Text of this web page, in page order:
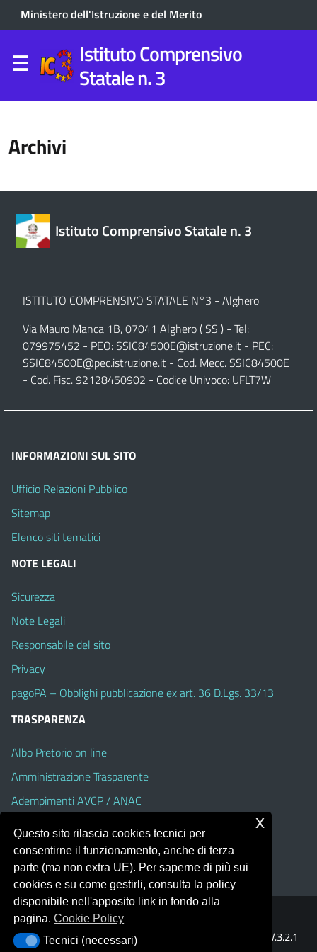
Ministero dell'Istruzione e del Merito
Istituto Comprensivo
Statale n. 3
Archivi
Istituto Comprensivo Statale n. 3
ISTITUTO COMPRENSIVO STATALE N°3 - Alghero
Via Mauro Manca 1B, 07041 Alghero ( SS ) - Tel:
079975452 - PEO:SSIC84500E@istruzione.it - PEC:
SSIC84500E@pec.istruzione.it - Cod. Mecc. SSIC84500E
- Cod. Fisc. 92128450902 - Codice Univoco: UFLT7W
INFORMAZIONI SUL SITO
Ufficio Relazioni Pubblico
Sitemap
Elenco siti tematici
NOTE LEGALI
Sicurezza
Note Legali
Responsabile del sito
Privacy
pagoPA – Obblighi pubblicazione ex art. 36 D.Lgs. 33/13
TRASPARENZA
Albo Pretorio on line
Amministrazione Trasparente
Adempimenti AVCP / ANAC
Accesso Civico
Dichiarazione di accessibilità
Portale realizzato con la piattaforma
Template Italia configurato sul tema accessibile
V.3.2.1
Questo sito rilascia cookies tecnici per
consentirne il funzionamento, anche di terza
parte (ma non extra UE). Per saperne di più sui
cookies e su come gestirli, consulta la policy
disponibile nell'apposito link in fondo alla
pagina.Cookie Policy
Tecnici (necessari)
Tecnici (necessari)
x